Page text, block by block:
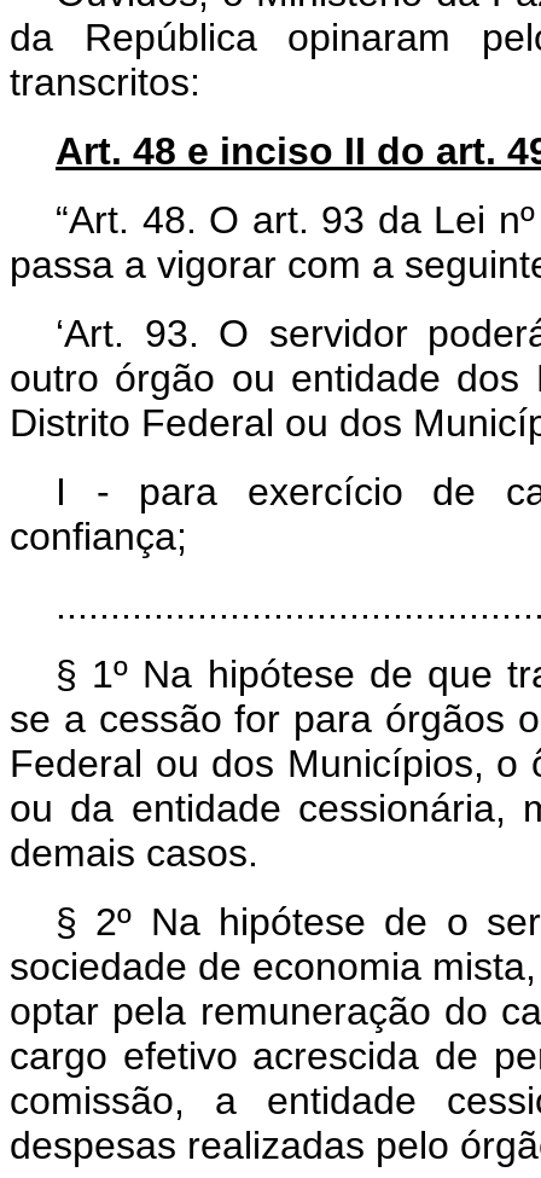
da República opinaram
transcritos:
Art. 48 e inciso II do art.
“Art. 48. O art. 93 da Lei
passa a vigorar com a
‘Art. 93. O servidor
outro órgão ou entidade
Distrito Federal ou dos
I - para exercício de
confiança;
§ 1º Na hipótese de que
se a cessão for para órgãos
Federal ou dos Municípios, o
ou da entidade cessionária,
demais casos.
§ 2º Na hipótese de o
sociedade de economia
optar pela remuneração do
cargo efetivo acrescida de
comissão, a entidade
despesas realizadas pelo